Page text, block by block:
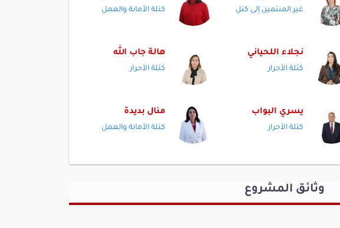
غير المنتمين إلى كتل كتلة الأمانة والعمل
نجلاء اللحياني
كتلة الأحرار
هالة جاب الله
كتلة الأحرار
يسري البواب
كتلة الأحرار
منال بديدة
كتلة الأمانة والعمل
كتلة الأحرار
وثائق المشروع